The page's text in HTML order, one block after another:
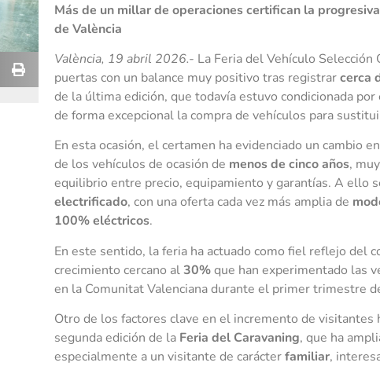
Más de un millar de operaciones certifican la
de València
València, 19 abril 2026.- La Feria del Vehículo Selección
puertas con un balance muy positivo tras registrarcerca
de la última edición, que todavía estuvo condicionada
de forma excepcional la compra de vehículos para
En esta ocasión, el certamen ha evidenciado un cambio
de los vehículos de ocasión de menos de cinco años,
equilibrio entre precio, equipamiento y garantías. A ello
electrificado, con una oferta cada vez más amplia de
100% eléctricos.
En este sentido, la feria ha actuado como fiel reflejo del
crecimiento cercano al30%que han experimentado las
en la Comunitat Valenciana durante el primer trimestre
Otro de los factores clave en el incremento de visitantes
segunda edición de la Feria del Caravaning, que ha
especialmente a un visitante de carácterfamiliar,